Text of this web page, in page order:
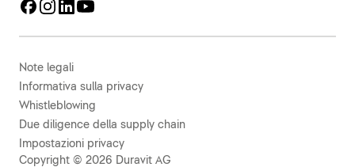
Note legali
Informativa sulla privacy
Whistleblowing
Due diligence della supply chain
Impostazioni privacy
Copyright © 2026 Duravit AG